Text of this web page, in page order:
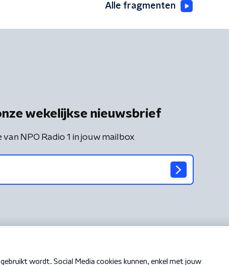
Alle fragmenten
wekelijkse nieuwsbrief
NPO Radio 1 in jouw mailbox